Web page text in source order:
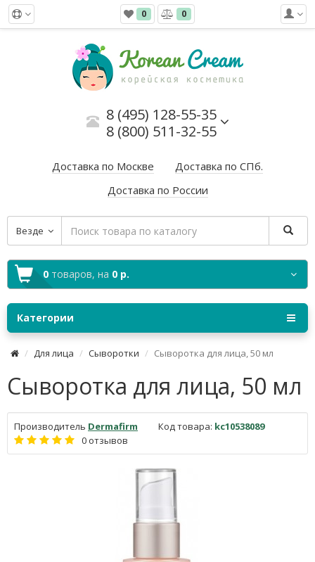
0 0
8 (495) 128-55-35
8 (800) 511-32-55
Доставка по Москве
Доставка по СПб.
Доставка по России
Везде
0 товаров, на 0 р.
Категории
Для лица Сыворотки Сыворотка для лица, 50 мл
Сыворотка для лица, 50 мл
Производитель Dermafirm Код товара: kc10538089
0 отзывов